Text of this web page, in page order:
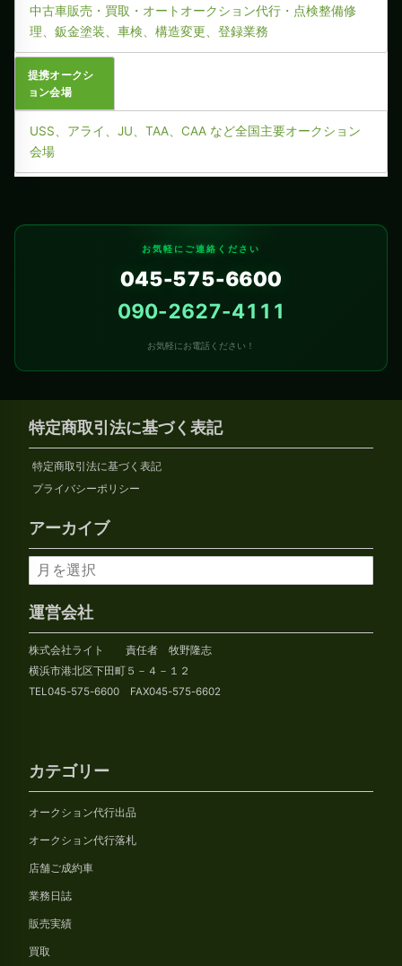
中古車販売・買取・オートオークション代行・点検整備修
理、鈑金塗装、車検、構造変更、登録業務
提携オークシ
ョン会場
USS、アライ、JU、TAA、CAA など全国主要オークション
会場
お気軽にご連絡ください
045-575-6600
090-2627-4111
お気軽にお電話ください！
特定商取引法に基づく表記
特定商取引法に基づく表記
プライバシーポリシー
アーカイブ
ア
ー
カ
イ
ブ
運営会社
株式会社ライト 責任者 牧野隆志
横浜市港北区下田町５－４－１２
TEL045-575-6600 FAX045-575-6602
カテゴリー
オークション代行出品
オークション代行落札
店舗ご成約車
業務日誌
販売実績
買取